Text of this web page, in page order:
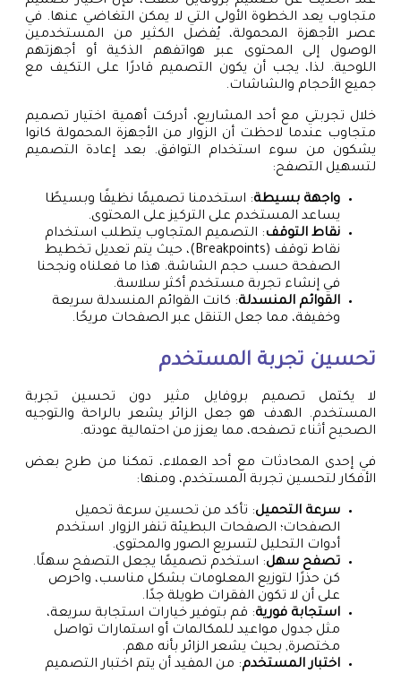
متجاوب يعد الخطوة الأولى التي لا يمكن التغاضي عنها. في
عصر الأجهزة المحمولة، يُفضل الكثير من المستخدمين
الوصول إلى المحتوى عبر هواتفهم الذكية أو أجهزتهم
اللوحية. لذا، يجب أن يكون التصميم قادرًا على التكيف مع
جميع الأحجام والشاشات.
خلال تجربتي مع أحد المشاريع، أدركت أهمية اختيار تصميم
متجاوب عندما لاحظت أن الزوار من الأجهزة المحمولة كانوا
يشكون من سوء استخدام التوافق. بعد إعادة التصميم
لتسهيل التصفح:
واجهة بسيطة: استخدمنا تصميمًا نظيفًا وبسيطًا
يساعد المستخدم على التركيز على المحتوى.
نقاط التوقف: التصميم المتجاوب يتطلب استخدام
نقاط توقف (Breakpoints)، حيث يتم تعديل تخطيط
الصفحة حسب حجم الشاشة. هذا ما فعلناه ونجحنا
في إنشاء تجربة مستخدم أكثر سلاسة.
القوائم المنسدلة: كانت القوائم المنسدلة سريعة
وخفيفة، مما جعل التنقل عبر الصفحات مريحًا.
تحسين تجربة المستخدم
لا يكتمل تصميم بروفايل مثير دون تحسين تجربة
المستخدم. الهدف هو جعل الزائر يشعر بالراحة والتوجيه
الصحيح أثناء تصفحه، مما يعزز من احتمالية عودته.
في إحدى المحادثات مع أحد العملاء، تمكنا من طرح بعض
الأفكار لتحسين تجربة المستخدم، ومنها:
سرعة التحميل: تأكد من تحسين سرعة تحميل
الصفحات؛ الصفحات البطيئة تنفر الزوار. استخدم
أدوات التحليل لتسريع الصور والمحتوى.
تصفح سهل: استخدم تصميمًا يجعل التصفح سهلًا.
كن حذرًا لتوزيع المعلومات بشكل مناسب، واحرص
على أن لا تكون الفقرات طويلة جدًا.
استجابة فورية: قم بتوفير خيارات استجابة سريعة،
مثل جدول مواعيد للمكالمات أو استمارات تواصل
مختصرة, بحيث يشعر الزائر بأنه مهم.
اختبار المستخدم: من المفيد أن يتم اختبار التصميم